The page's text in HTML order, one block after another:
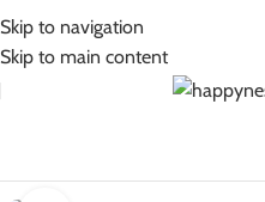
Skip to navigation
Skip to main content
5% Επιπλέον έκπτωση για